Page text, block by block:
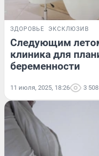
ЗДОРОВЬЕ ЭКСКЛЮЗИВ
Следующим
клиника для
беременности
11 июля, 2025, 18:26 3 508